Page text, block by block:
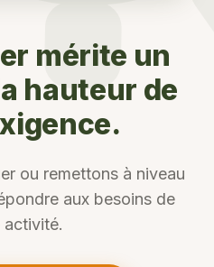
mérite un
hauteur de
ou remettons à niveau
aux besoins de